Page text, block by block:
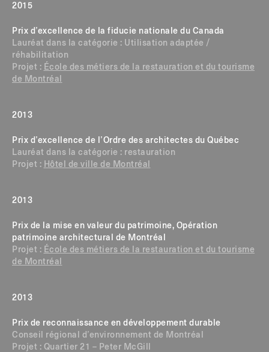
2015
Prix d’excellence de la fiducie nationale du Canada
Lauréat dans la catégorie : Utilisation adaptée /
réhabilitation
Projet : École des métiers de la restauration et du tourisme
de Montréal
2013
Prix d’excellence de l’Ordre des architectes du Québec
Lauréat dans la catégorie : restauration
Projet : Hôtel de ville de Montréal
2013
Prix de la mise en valeur du patrimoine, Opération
patrimoine architectural de Montréal
Projet : École des métiers de la restauration et du tourisme
de Montréal
2013
Prix de reconnaissance en développement durable
Conseil régional d’environnement de Montréal
Projet : Quartier 21 – Peter McGill